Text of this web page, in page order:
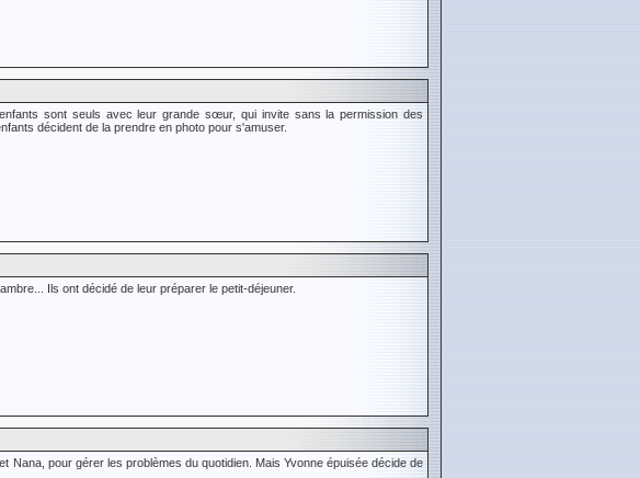
sont seuls avec leur grande sœur, qui invite sans la permission des
décident de la prendre en photo pour s'amuser.
Ils ont décidé de leur préparer le petit-déjeuner.
Nana, pour gérer les problèmes du quotidien. Mais Yvonne épuisée décide de